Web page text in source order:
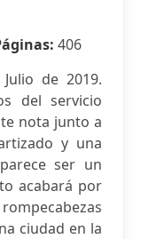
406
de 2019.
del servicio
nota junto a
y una
ser un
acabará por
ciudad en la